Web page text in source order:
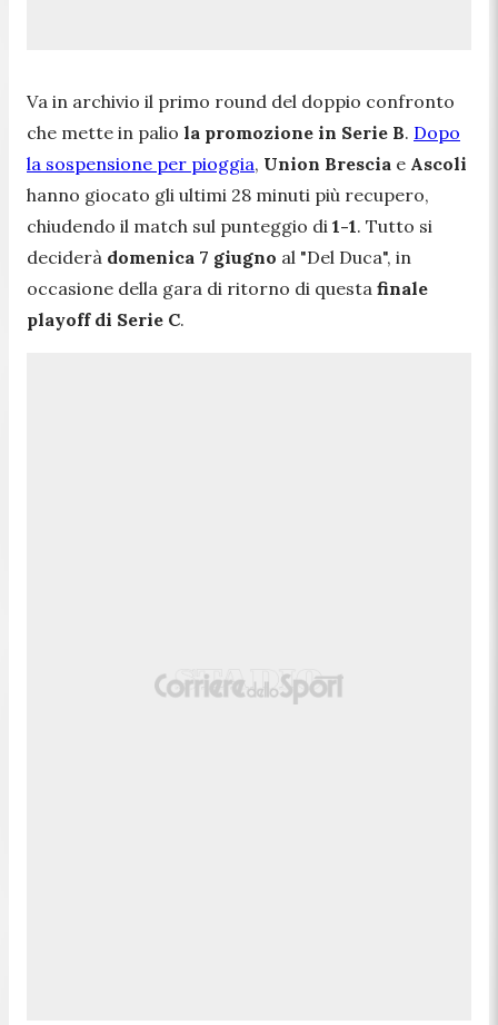
Va in archivio il primo round del doppio confronto
che mette in palio la promozione in Serie B. Dopo
la sospensione per pioggia, Union Brescia e Ascoli
hanno giocato gli ultimi 28 minuti più recupero,
chiudendo il match sul punteggio di 1-1. Tutto si
deciderà domenica 7 giugno al "Del Duca", in
occasione della gara di ritorno di questa finale
playoff di Serie C.